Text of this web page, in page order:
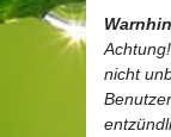
nicht